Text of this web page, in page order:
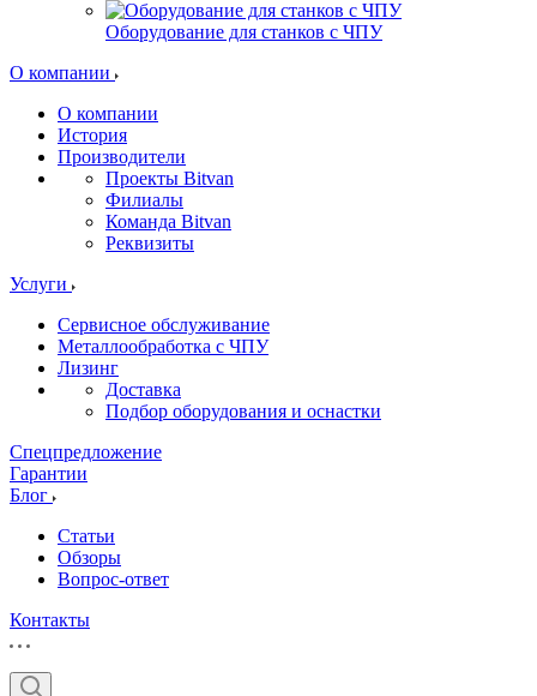
Оборудование для станков с ЧПУ
О компании
О компании
История
Производители
Проекты Bitvan
Филиалы
Команда Bitvan
Реквизиты
Услуги
Сервисное обслуживание
Металлообработка с ЧПУ
Лизинг
Доставка
Подбор оборудования и оснастки
Спецпредложение
Гарантии
Блог
Статьи
Обзоры
Вопрос-ответ
Контакты